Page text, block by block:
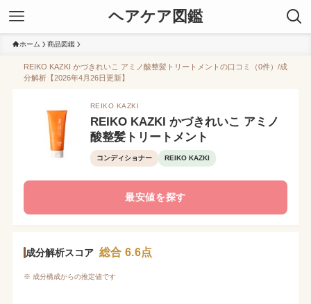
ヘアケア図鑑
ホーム 商品図鑑
REIKO KAZKI かづきれいこ アミノ酸整髪トリートメントの口コミ（0件）/成
分解析【2026年4月26日更新】
REIKO KAZKI
REIKO KAZKI かづきれいこ アミノ
酸整髪トリートメント
コンディショナー REIKO KAZKI
最安値を探す
成分解析スコア 総合 6.6点
※ 成分構成からの推定値です